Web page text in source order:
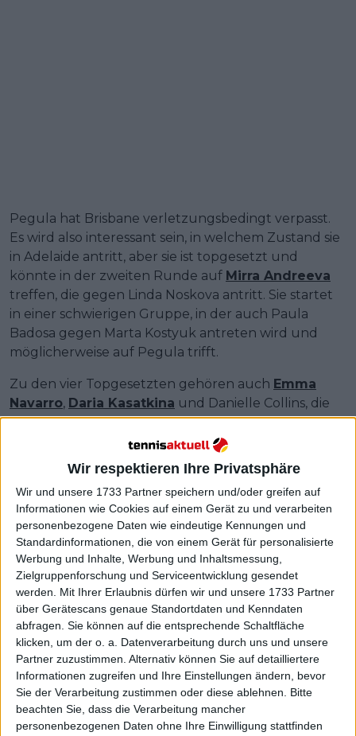
Wir respektieren Ihre Privatsphäre
Wir und unsere 1733 Partner speichern und/oder greifen auf
Informationen wie Cookies auf einem Gerät zu und verarbeiten
personenbezogene Daten wie eindeutige Kennungen und
Standardinformationen, die von einem Gerät für personalisierte
Werbung und Inhalte, Werbung und Inhaltsmessung,
Zielgruppenforschung und Serviceentwicklung gesendet
werden.
Mit Ihrer Erlaubnis dürfen wir und unsere 1733 Partner
über Gerätescans genaue Standortdaten und Kenndaten
abfragen. Sie können auf die entsprechende Schaltfläche
klicken, um der o. a. Datenverarbeitung durch uns und unsere
Partner zuzustimmen. Alternativ können Sie auf detailliertere
Informationen zugreifen und Ihre Einstellungen ändern, bevor
Sie der Verarbeitung zustimmen oder diese ablehnen.
Bitte
beachten Sie, dass die Verarbeitung mancher
personenbezogenen Daten ohne Ihre Einwilligung stattfinden
Pegula hat Brisbane verletzungsbedingt verpasst.
Es wird also interessant sein, in welchem Zustand sie
in Adelaide antritt, aber sie ist topgesetzt und
könnte in der zweiten Runde auf Mirra Andreeva
treffen, die gegen Linda Noskova antritt. Sie startet
in einer schwierigen Gruppe, in der auch Paula
Badosa gegen Marta Kostyuk antreten wird und
möglicherweise auf Pegula trifft.
Zu den vier Topgesetzten gehören auch Emma
Navarro, Daria Kasatkina und Danielle Collins, die
alle ein Freilos für die zweite Runde erhalten. Jelena
Ostapenko hingegen kehrt zurück, um ihren Titel
zu verteidigen.